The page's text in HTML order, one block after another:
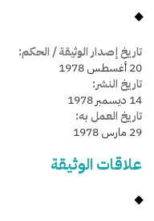
تاريخ إصدار الوثيقة / الحكم:
20 أغسطس 1978
تاريخ النشر:
14 ديسمبر 1978
تاريخ العمل به:
29 مارس 1978
علاقات الوثيقة